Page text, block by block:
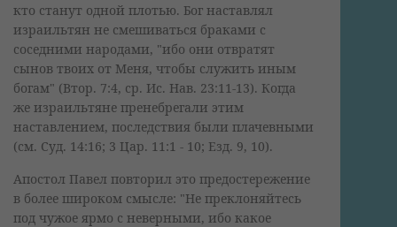
кто станут одной плотью. Бог наставлял
израильтян не смешиваться браками с
соседними народами, "ибо они отвратят
сынов твоих от Меня, чтобы служить иным
богам" (Втор. 7:4, ср. Ис. Нав. 23:11-13). Когда
же израильтяне пренебрегали этим
наставлением, последствия были плачевными
(см. Суд. 14:16; 3 Цар. 11:1 - 10; Езд. 9, 10).
Апостол Павел повторил это предостережение
в более широком смысле: "Не преклоняйтесь
под чужое ярмо с неверными, ибо какое